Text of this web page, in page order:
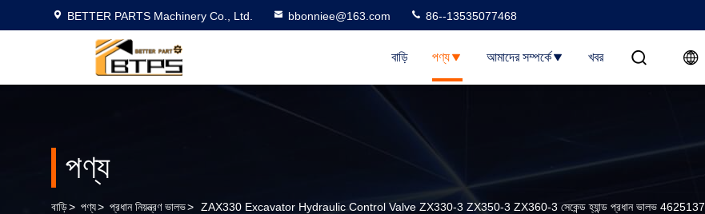
BETTER PARTS Machinery Co., Ltd. bbonniee@163.com 86--13535077468
বাড়ি পণ্য আমাদের সম্পর্কে খবর
পণ্য
বাড়ি> পণ্য> প্রধান নিয়ন্ত্রণ ভালভ> ZAX330 Excavator Hydraulic Control Valve ZX330-3 ZX350-3 ZX360-3 সেকেন্ড হ্যান্ড প্রধান ভালভ 4625137